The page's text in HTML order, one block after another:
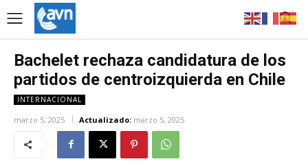
Bachelet rechaza candidatura de los
partidos de centroizquierda en Chile
INTERNACIONAL
marzo 5, 2025 Actualizado: marzo 5, 2025